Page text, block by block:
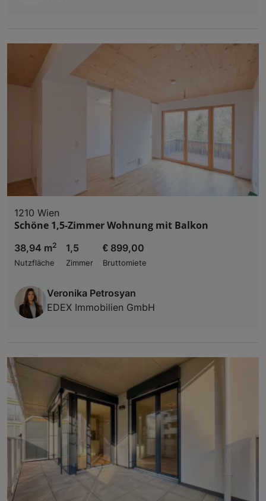
1210 Wien
Schöne 1,5-Zimmer Wohnung mit Balkon
38,94 m2
Nutzfläche
1,5
Zimmer
€ 899,00
Bruttomiete
Veronika Petrosyan
EDEX Immobilien GmbH